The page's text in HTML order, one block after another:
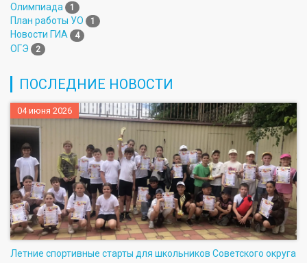
Олимпиада 1
План работы УО 1
Новости ГИА 4
ОГЭ 2
ПОСЛЕДНИЕ НОВОСТИ
04 июня 2026
Летние спортивные старты для школьников Советского округа